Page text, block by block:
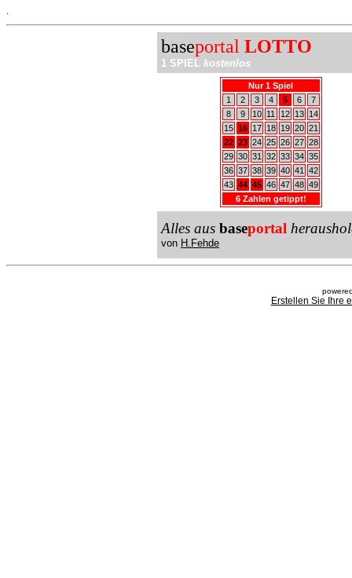
baseportal LOTTO
1 SPIEL kostenlos
Nur 1 Spiel
1
2 3 4 5 6
7
8
9 10 11 12 13
14
15 16 17 18 19 20 21
22 23 24 25 26 27 28
29 30 31 32 33 34 35
36 37 38 39 40 41
42
43 44 45 46 47 48 49
6 Zahlen getippt!
Alles aus baseportal
von H.Fehde
Erstellen Sie Ihre